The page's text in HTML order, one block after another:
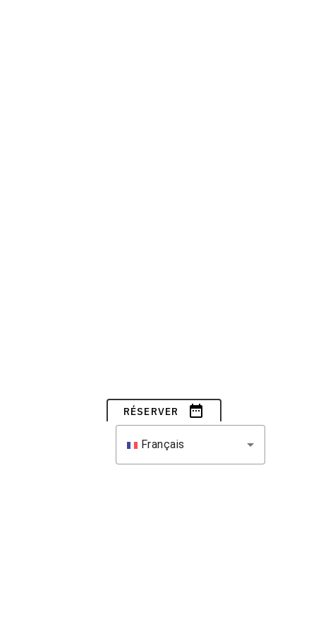
RÉSERVER date_range
Français